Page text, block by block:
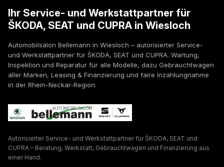
Ihr Service- und Werkstattpartner für
ŠKODA, SEAT und CUPRA in Wiesloch
Automobilsalon Bellemann in Wiesloch – autorisierter Service-
und Werkstattpartner für ŠKODA, SEAT und CUPRA. Wartung,
Inspektion und Reparatur für alle Modelle, dazu Gebrauchtwagen
aller Marken, Leasing & Finanzierung und faire Inzahlungnahme
in der Rhein-Neckar-Region.
Autorisierter Service- und Werkstattpartner für ŠKODA, SEAT und
CUPRA – Beratung, Werkstatt, Gebrauchtwagen und Finanzierung aus
einer Hand.